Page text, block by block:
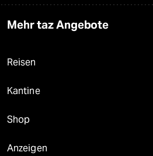
Mehr taz Angebote
Reisen
Kantine
Shop
Anzeigen